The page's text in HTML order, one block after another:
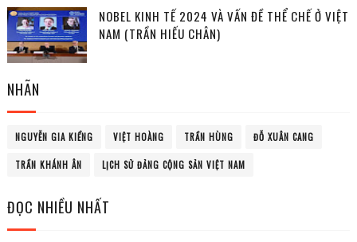
NOBEL KINH TẾ 2024 VÀ VẤN ĐỀ THỂ CHẾ Ở VIỆT
NAM (TRẦN HIẾU CHÂN)
NHÃN
NGUYỄN GIA KIỂNG VIỆT HOÀNG TRẦN HÙNG ĐỖ XUÂN CANG
TRẦN KHÁNH ÂN LỊCH SỬ ĐẢNG CỘNG SẢN VIỆT NAM
ĐỌC NHIỀU NHẤT